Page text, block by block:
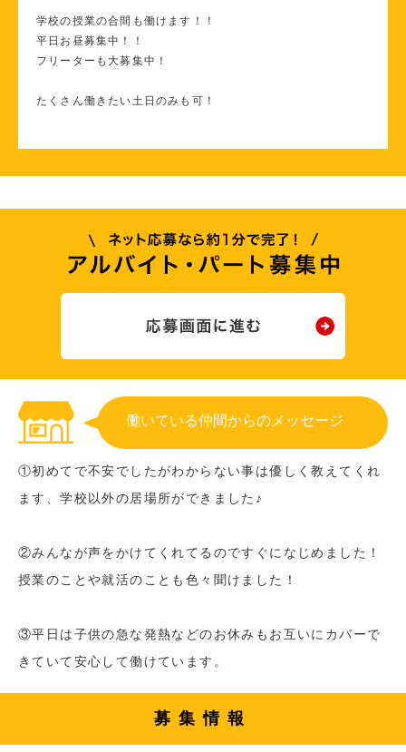
学校の授業の合間も働けます！！
平日お昼募集中！！
フリーターも大募集中！
たくさん働きたい土日のみも可！
働いている仲間からのメッセージ
①初めてで不安でしたがわからない事は優しく教えてくれ
ます、学校以外の居場所ができました♪
②みんなが声をかけてくれてるのですぐになじめました！
授業のことや就活のことも色々聞けました！
③平日は子供の急な発熱などのお休みもお互いにカバーで
きていて安心して働けています。
募集情報